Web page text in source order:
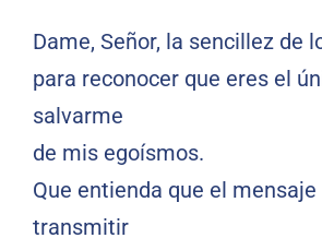
Dame, Señor, la sencillez de
para reconocer que eres el
salvarme
de mis egoísmos.
Que entienda que el
transmitir